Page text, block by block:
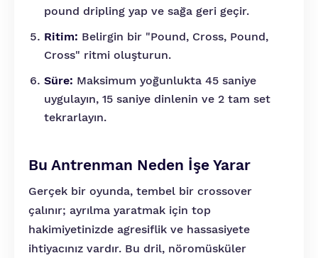
pound dripling yap ve sağa geri geçir.
Ritim: Belirgin bir "Pound, Cross, Pound,
Cross" ritmi oluşturun.
Süre: Maksimum yoğunlukta 45 saniye
uygulayın, 15 saniye dinlenin ve 2 tam set
tekrarlayın.
Bu Antrenman Neden İşe Yarar
Gerçek bir oyunda, tembel bir crossover
çalınır; ayrılma yaratmak için top
hakimiyetinizde agresiflik ve hassasiyete
ihtiyacınız vardır. Bu dril, nöromüsküler